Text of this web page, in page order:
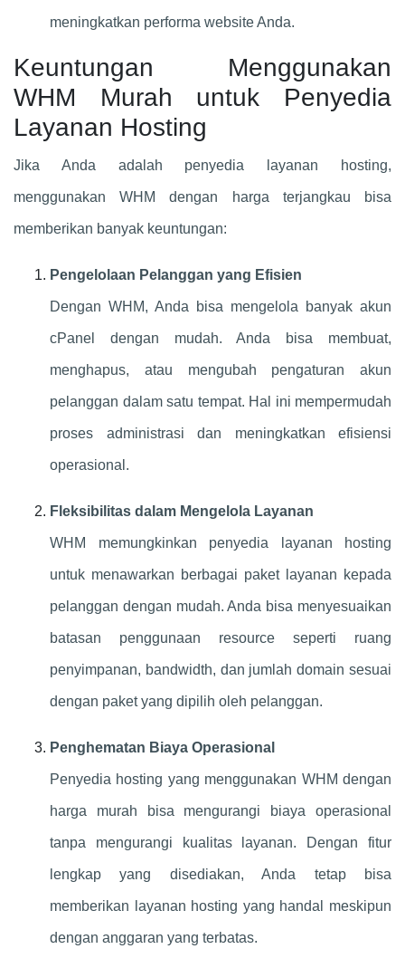
meningkatkan performa website Anda.
Keuntungan Menggunakan
WHM Murah untuk Penyedia
Layanan Hosting
Jika Anda adalah penyedia layanan hosting,
menggunakan WHM dengan harga terjangkau bisa
memberikan banyak keuntungan:
Pengelolaan Pelanggan yang Efisien
Dengan WHM, Anda bisa mengelola banyak akun
cPanel dengan mudah. Anda bisa membuat,
menghapus, atau mengubah pengaturan akun
pelanggan dalam satu tempat. Hal ini mempermudah
proses administrasi dan meningkatkan efisiensi
operasional.
Fleksibilitas dalam Mengelola Layanan
WHM memungkinkan penyedia layanan hosting
untuk menawarkan berbagai paket layanan kepada
pelanggan dengan mudah. Anda bisa menyesuaikan
batasan penggunaan resource seperti ruang
penyimpanan, bandwidth, dan jumlah domain sesuai
dengan paket yang dipilih oleh pelanggan.
Penghematan Biaya Operasional
Penyedia hosting yang menggunakan WHM dengan
harga murah bisa mengurangi biaya operasional
tanpa mengurangi kualitas layanan. Dengan fitur
lengkap yang disediakan, Anda tetap bisa
memberikan layanan hosting yang handal meskipun
dengan anggaran yang terbatas.